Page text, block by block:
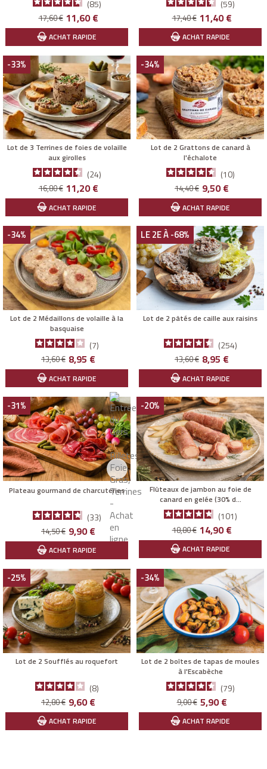
85
Prix
de
base
17,60 € Prix
11,60 €
ACHAT RAPIDE
59
Prix
de
base
17,40 € Prix
11,40 €
ACHAT RAPIDE
-33%
Lot de 3 Terrines de foies de volaille
aux girolles
24
Prix
de
base
16,80 € Prix
11,20 €
ACHAT RAPIDE
-34%
Lot de 2 Grattons de canard à
l'échalote
10
Prix
de
base
14,40 € Prix
9,50 €
ACHAT RAPIDE
-34%
Lot de 2 Médaillons de volaille à la
basquaise
7
Prix
de
base
13,60 € Prix
8,95 €
ACHAT RAPIDE
LE 2E À -68%
Lot de 2 pâtés de caille aux raisins
254
Prix
de
base
13,60 € Prix
8,95 €
ACHAT RAPIDE
-31%
Plateau gourmand de charcuteries
33
Prix
de
base
14,50 € Prix
9,90 €
ACHAT RAPIDE
-20%
Flûteaux de jambon au foie de
canard en gelée (30% d...
101
Prix
de
base
18,80 € Prix
14,90 €
ACHAT RAPIDE
-25%
Lot de 2 Soufflés au roquefort
8
Prix
de
12,80 € Prix
9,60 €
ACHAT RAPIDE
-34%
Lot de 2 boîtes de tapas de moules
à l'Escabèche
79
Prix
de
9,00 € Prix
5,90 €
ACHAT RAPIDE